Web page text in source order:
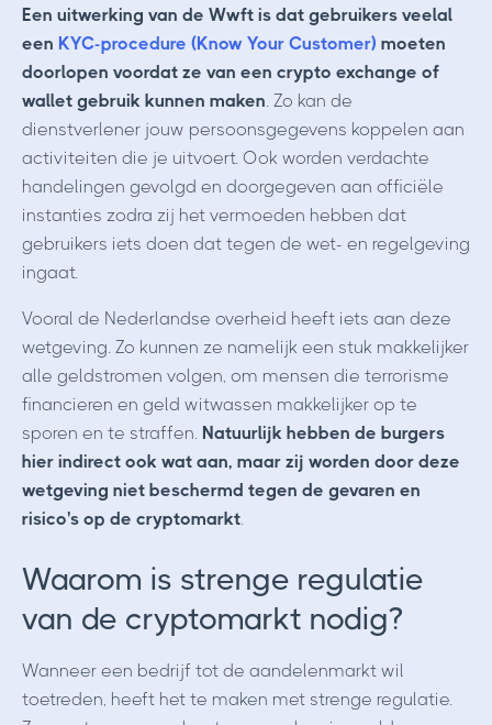
Een uitwerking van de Wwft is dat gebruikers veelal
een KYC-procedure (Know Your Customer) moeten
doorlopen voordat ze van een crypto exchange of
wallet gebruik kunnen maken. Zo kan de
dienstverlener jouw persoonsgegevens koppelen aan
activiteiten die je uitvoert. Ook worden verdachte
handelingen gevolgd en doorgegeven aan officiële
instanties zodra zij het vermoeden hebben dat
gebruikers iets doen dat tegen de wet- en regelgeving
ingaat.
Vooral de Nederlandse overheid heeft iets aan deze
wetgeving. Zo kunnen ze namelijk een stuk makkelijker
alle geldstromen volgen, om mensen die terrorisme
financieren en geld witwassen makkelijker op te
sporen en te straffen. Natuurlijk hebben de burgers
hier indirect ook wat aan, maar zij worden door deze
wetgeving niet beschermd tegen de gevaren en
risico's op de cryptomarkt.
Waarom is strenge regulatie
van de cryptomarkt nodig?
Wanneer een bedrijf tot de aandelenmarkt wil
toetreden, heeft het te maken met strenge regulatie.